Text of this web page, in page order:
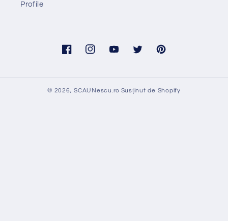
Profile
FacebookInstagramYouTubeTwitter Pinterest
© 2026,SCAUNescu.ro Susținut de Shopify